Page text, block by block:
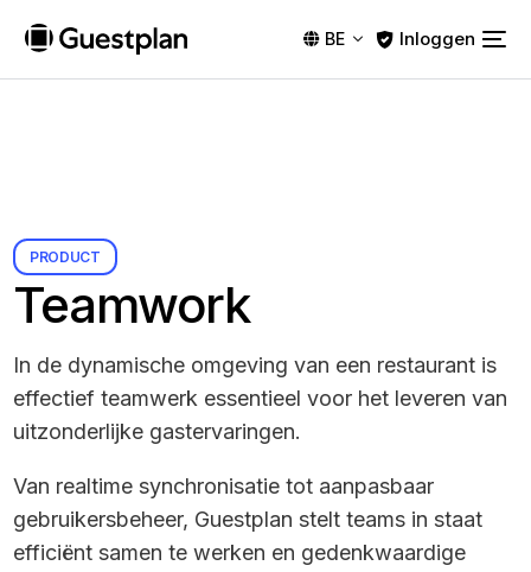
BE Inloggen
PRODUCT
Teamwork
In de dynamische omgeving van een restaurant is
effectief teamwerk essentieel voor het leveren van
uitzonderlijke gastervaringen.
Van realtime synchronisatie tot aanpasbaar
gebruikersbeheer, Guestplan stelt teams in staat
efficiënt samen te werken en gedenkwaardige